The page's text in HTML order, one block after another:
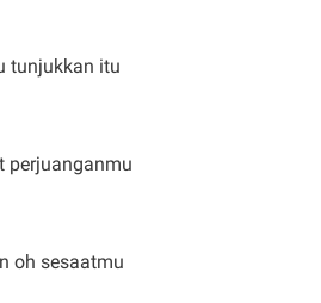
tunjukkan itu
perjuanganmu
oh sesaatmu